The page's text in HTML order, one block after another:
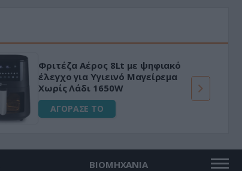
Φριτέζα Αέρος 8Lt με ψηφιακό
έλεγχο για Υγιεινό Μαγείρεμα
Χωρίς Λάδι 1650W
ΑΓΟΡΑΣΕ ΤΟ
ΒΙΟΜΗΧΑΝΙΑ